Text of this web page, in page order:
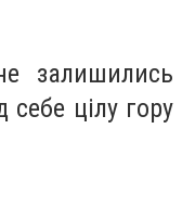
залишились
цілу гору